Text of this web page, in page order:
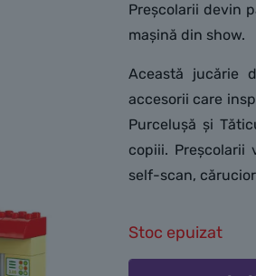
Preșcolarii devin
mașină din show.
Această jucărie
accesorii care
Purcelușă și
copiii. Preșcolarii
self-scan,
Stoc epuizat